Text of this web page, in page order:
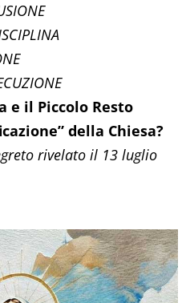
e il Piccolo Resto
della Chiesa?
rivelato il 13 luglio